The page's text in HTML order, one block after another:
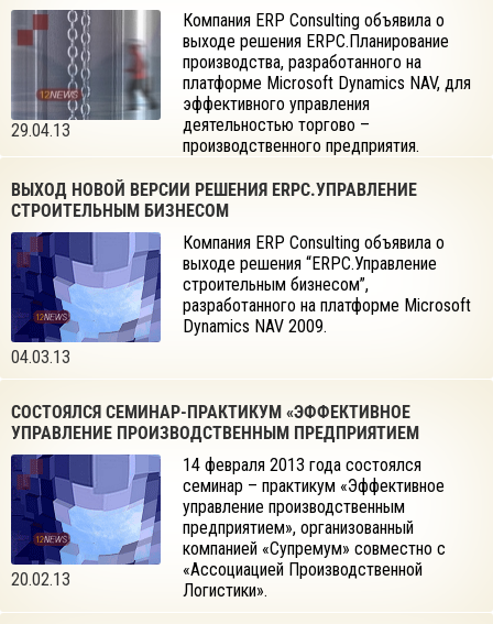
29.04.13
Компания ERP Consulting объявила о
выходе решения ERPC.Планирование
производства, разработанного на
платформе Microsoft Dynamics NAV, для
эффективного управления
деятельностью торгово –
производственного предприятия.
ВЫХОД НОВОЙ ВЕРСИИ РЕШЕНИЯ ERPC.УПРАВЛЕНИЕ
СТРОИТЕЛЬНЫМ БИЗНЕСОМ
04.03.13
Компания ERP Consulting объявила о
выходе решения “ERPC.Управление
строительным бизнесом”,
разработанного на платформе Microsoft
Dynamics NAV 2009.
СОСТОЯЛСЯ СЕМИНАР-ПРАКТИКУМ «ЭФФЕКТИВНОЕ
УПРАВЛЕНИЕ ПРОИЗВОДСТВЕННЫМ ПРЕДПРИЯТИЕМ
20.02.13
14 февраля 2013 года состоялся
семинар – практикум «Эффективное
управление производственным
предприятием», организованный
компанией «Супремум» совместно с
«Ассоциацией Производственной
Логистики».